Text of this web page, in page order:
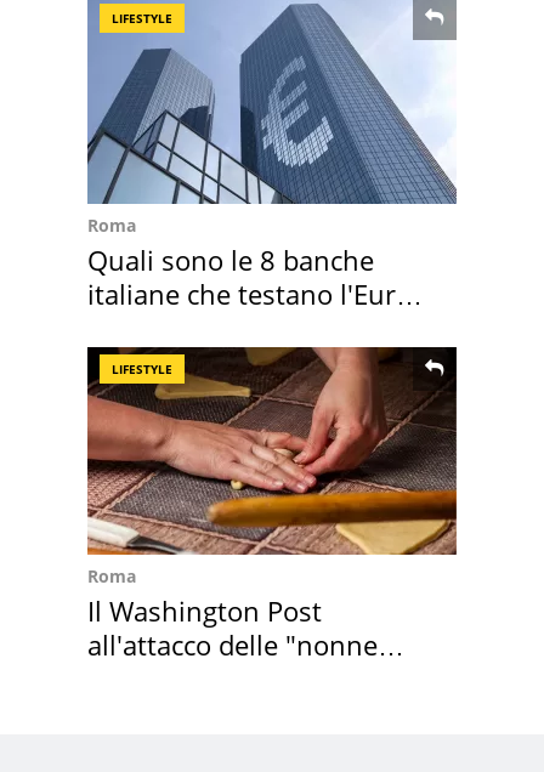
LIFESTYLE
Roma
Quali sono le 8 banche
italiane che testano l'Euro
LIFESTYLE
Roma
Il Washington Post
all'attacco delle "nonne